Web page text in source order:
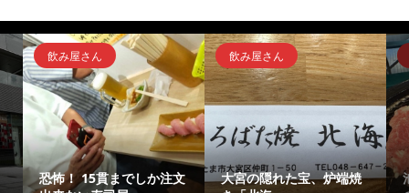
飲み屋さん
恐怖！ 15貫までしか注文
飲み屋さん
大宮の隠れた宝、炉端焼